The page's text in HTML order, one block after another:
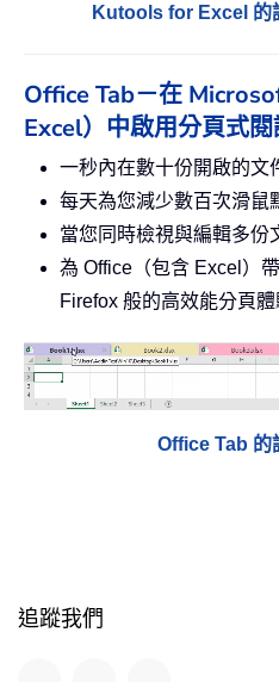
Kutools for Excel
Office Tab－在
Excel）中啟用分頁式
一秒內在數十份開啟的文
每天為您減少數百次滑鼠
當您同時檢視與編輯多份
為 Office（包含 Excel）
Firefox 般的高效能分頁體
Office Tab
追蹤我們